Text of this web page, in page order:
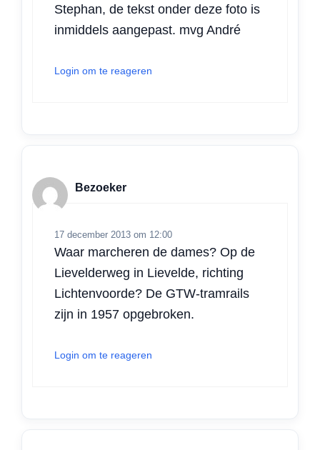
Stephan, de tekst onder deze foto is
inmiddels aangepast. mvg André
Login om te reageren
Bezoeker
17 december 2013 om 12:00
Waar marcheren de dames? Op de
Lievelderweg in Lievelde, richting
Lichtenvoorde? De GTW-tramrails
zijn in 1957 opgebroken.
Login om te reageren